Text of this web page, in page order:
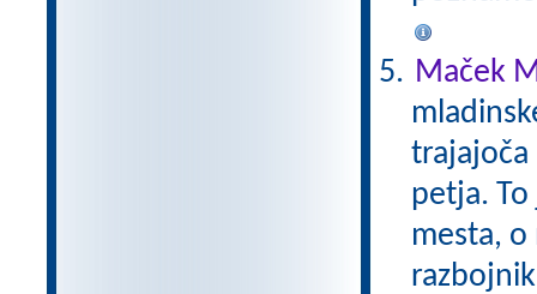
Maček
trajajoča
petja.
mesta,